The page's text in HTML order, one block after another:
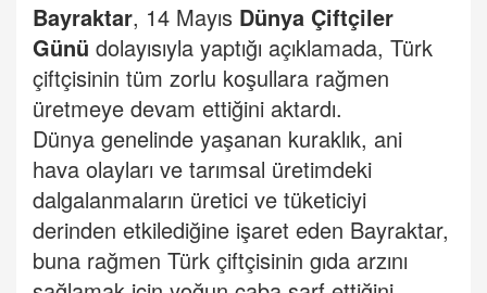
Bayraktar, 14 Mayıs Dünya Çiftçiler
Günü dolayısıyla yaptığı açıklamada, Türk
çiftçisinin tüm zorlu koşullara rağmen
üretmeye devam ettiğini aktardı.
Dünya genelinde yaşanan kuraklık, ani
hava olayları ve tarımsal üretimdeki
dalgalanmaların üretici ve tüketiciyi
derinden etkilediğine işaret eden Bayraktar,
buna rağmen Türk çiftçisinin gıda arzını